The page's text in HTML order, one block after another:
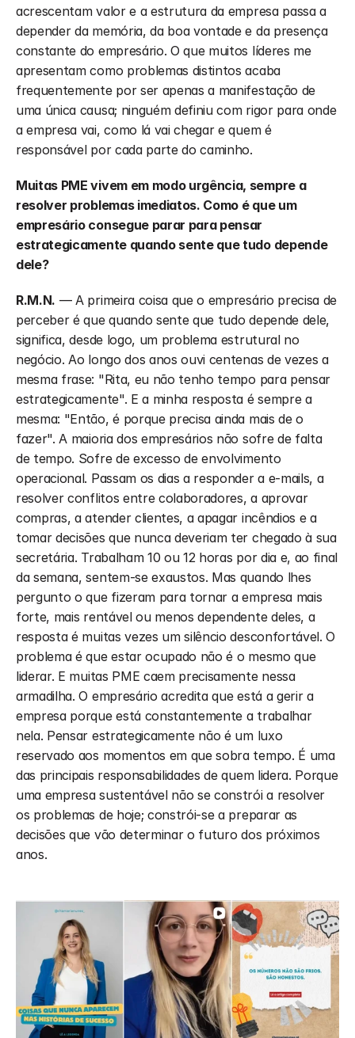
acrescentam valor e a estrutura da empresa passa a
depender da memória, da boa vontade e da presença
constante do empresário. O que muitos líderes me
apresentam como problemas distintos acaba
frequentemente por ser apenas a manifestação de
uma única causa; ninguém definiu com rigor para onde
a empresa vai, como lá vai chegar e quem é
responsável por cada parte do caminho.
Muitas PME vivem em modo urgência, sempre a
resolver problemas imediatos. Como é que um
empresário consegue parar para pensar
estrategicamente quando sente que tudo depende
dele?
R.M.N. — A primeira coisa que o empresário precisa de
perceber é que quando sente que tudo depende dele,
significa, desde logo, um problema estrutural no
negócio. Ao longo dos anos ouvi centenas de vezes a
mesma frase: "Rita, eu não tenho tempo para pensar
estrategicamente". E a minha resposta é sempre a
mesma: "Então, é porque precisa ainda mais de o
fazer". A maioria dos empresários não sofre de falta
de tempo. Sofre de excesso de envolvimento
operacional. Passam os dias a responder a e-mails, a
resolver conflitos entre colaboradores, a aprovar
compras, a atender clientes, a apagar incêndios e a
tomar decisões que nunca deveriam ter chegado à sua
secretária. Trabalham 10 ou 12 horas por dia e, ao final
da semana, sentem-se exaustos. Mas quando lhes
pergunto o que fizeram para tornar a empresa mais
forte, mais rentável ou menos dependente deles, a
resposta é muitas vezes um silêncio desconfortável. O
problema é que estar ocupado não é o mesmo que
liderar. E muitas PME caem precisamente nessa
armadilha. O empresário acredita que está a gerir a
empresa porque está constantemente a trabalhar
nela. Pensar estrategicamente não é um luxo
reservado aos momentos em que sobra tempo. É uma
das principais responsabilidades de quem lidera. Porque
uma empresa sustentável não se constrói a resolver
os problemas de hoje; constrói-se a preparar as
decisões que vão determinar o futuro dos próximos
anos.